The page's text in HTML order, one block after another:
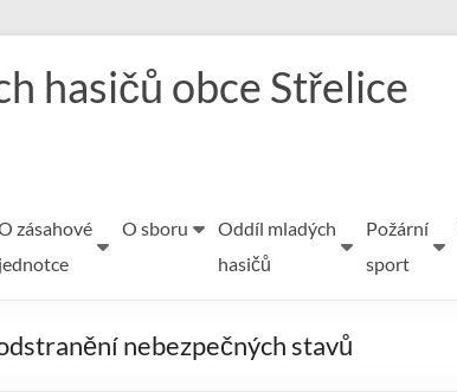
hasičů obce Střelice
zásahové
jednotce
O sboru
Oddíl mladých
hasičů
Požární
sport
nebezpečných stavů